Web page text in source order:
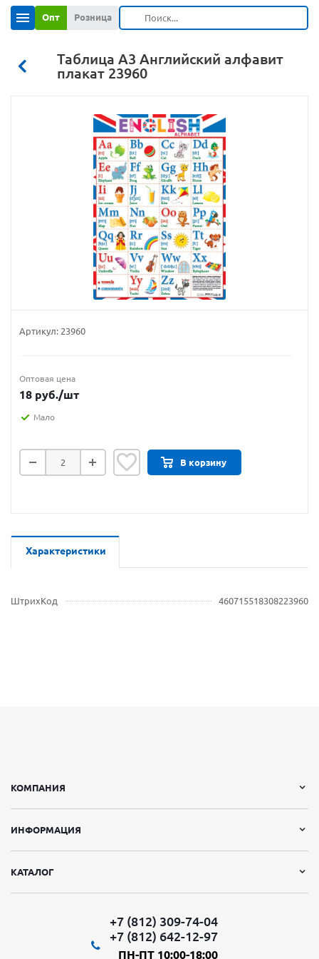
Опт Розница
Таблица А3 Английский алфавит
плакат 23960
Артикул: 23960
Оптовая цена
18 руб./шт
Мало
В корзину
Характеристики
ШтрихКод 460715518308223960
КОМПАНИЯ
ИНФОРМАЦИЯ
КАТАЛОГ
+7 (812) 309-74-04
+7 (812) 642-12-97
ПН-ПТ 10:00-18:00